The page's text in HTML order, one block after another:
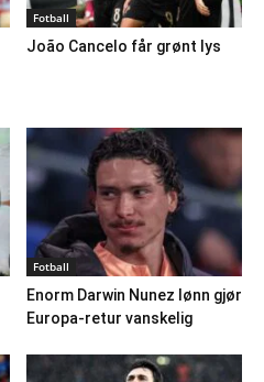
Fotball
João Cancelo får grønt lys
Fotball
Enorm Darwin Nunez lønn gjør
Europa-retur vanskelig